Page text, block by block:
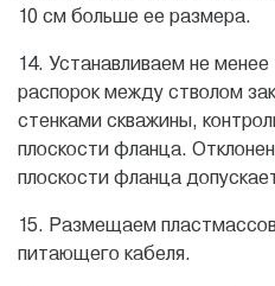
10 см больше ее размера.
14. Устанавливаем не
распорок между стволом
стенками скважины,
плоскости фланца.
плоскости фланца
15. Размещаем
питающего кабеля.